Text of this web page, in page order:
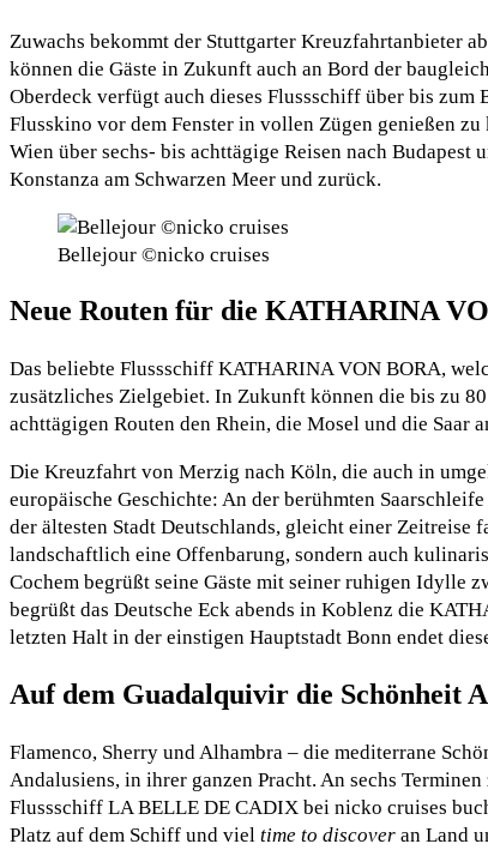
Zuwachs bekommt der Stuttgarter Kreuzfahrtanbieter
können die Gäste in Zukunft auch an Bord der
Oberdeck verfügt auch dieses Flussschiff über bis zum
Flusskino vor dem Fenster in vollen Zügen genießen
Wien über sechs- bis achttägige Reisen nach
Konstanza am Schwarzen Meer und zurück.
Bellejour ©nicko cruises
Neue Routen für die KATHARINA
Das beliebte Flussschiff KATHARINA VON BORA,
zusätzliches Zielgebiet. In Zukunft können die bis zu
achttägigen Routen den Rhein, die Mosel und die Saar
Die Kreuzfahrt von Merzig nach Köln, die auch in
europäische Geschichte: An der berühmten
der ältesten Stadt Deutschlands, gleicht einer Zeitreise
landschaftlich eine Offenbarung, sondern auch
Cochem begrüßt seine Gäste mit seiner ruhigen Idylle
begrüßt das Deutsche Eck abends in Koblenz die
letzten Halt in der einstigen Hauptstadt Bonn endet
Auf dem Guadalquivir die Schönheit
Flamenco, Sherry und Alhambra – die mediterrane
Andalusiens, in ihrer ganzen Pracht. An sechs
Flussschiff LA BELLE DE CADIX bei nicko cruises
Platz auf dem Schiff und viel time to discover an Land